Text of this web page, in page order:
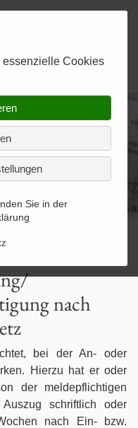
Cookies
Sie in der
Kollegen
nach
bei der An- oder
Hierzu hat er oder
der meldepflichtigen
schriftlich oder
nach Ein- bzw.